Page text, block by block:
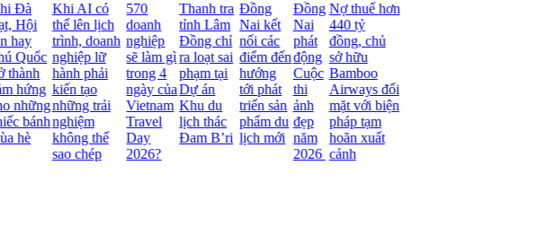
Khi AI có
thể lên lịch
trình, doanh
nghiệp lữ
hành phải
kiến tạo
những trải
nghiệm
không thể
sao chép
570
doanh
nghiệp
sẽ làm gì
trong 4
ngày của
Vietnam
Travel
Day
2026?
Thanh tra
tỉnh Lâm
Đồng chỉ
ra loạt sai
phạm tại
Dự án
Khu du
lịch thác
Đam B’ri
Đồng
Nai kết
nối các
điểm đến
hướng
tới phát
triển sản
phẩm du
lịch mới
Đồng
Nai
phát
động
Cuộc
thi
ảnh
đẹp
năm
2026
Nợ thuế hơn
440 tỷ
đồng, chủ
sở hữu
Bamboo
Airways đối
mặt với biện
pháp tạm
hoãn xuất
cảnh